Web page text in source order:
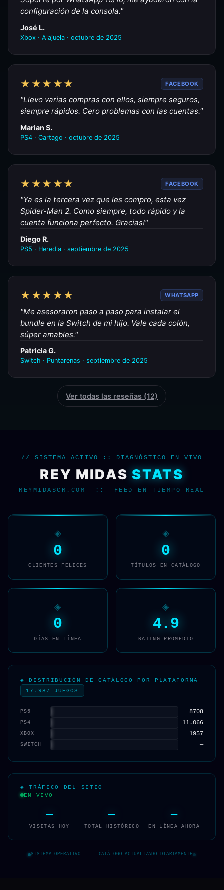
configuración de la consola."
José L.
Xbox · Alajuela · octubre de 2025
★★★★★ FACEBOOK
"Llevo varias compras con ellos, siempre seguros,
siempre rápidos. Cero problemas con las cuentas."
Marian S.
PS4 · Cartago · octubre de 2025
★★★★★ FACEBOOK
"Ya es la tercera vez que les compro, esta vez
Spider-Man 2. Como siempre, todo rápido y la
cuenta funciona perfecto. Gracias!"
Diego R.
PS5 · Heredia · septiembre de 2025
★★★★★ WHATSAPP
"Me asesoraron paso a paso para instalar el
bundle en la Switch de mi hijo. Vale cada colón,
súper amables."
Patricia G.
Switch · Puntarenas · septiembre de 2025
Ver todas las reseñas (12)
// SISTEMA_ACTIVO :: DIAGNÓSTICO EN VIVO
REY MIDAS STATS
REYMIDASCR.COM :: FEED EN TIEMPO REAL
◈
0
CLIENTES FELICES
◈
0
TÍTULOS EN CATÁLOGO
◈
0
DÍAS EN LÍNEA
◈
4.9
RATING PROMEDIO
◈ DISTRIBUCIÓN DE CATÁLOGO POR PLATAFORMA
17.987 JUEGOS
PS5 8708
PS4 11.066
XBOX 1957
SWITCH —
◈ TRÁFICO DEL SITIO
EN VIVO
—
VISITAS HOY
—
TOTAL HISTÓRICO
—
EN LÍNEA AHORA
SISTEMA OPERATIVO :: CATÁLOGO ACTUALIZADO DIARIAMENTE